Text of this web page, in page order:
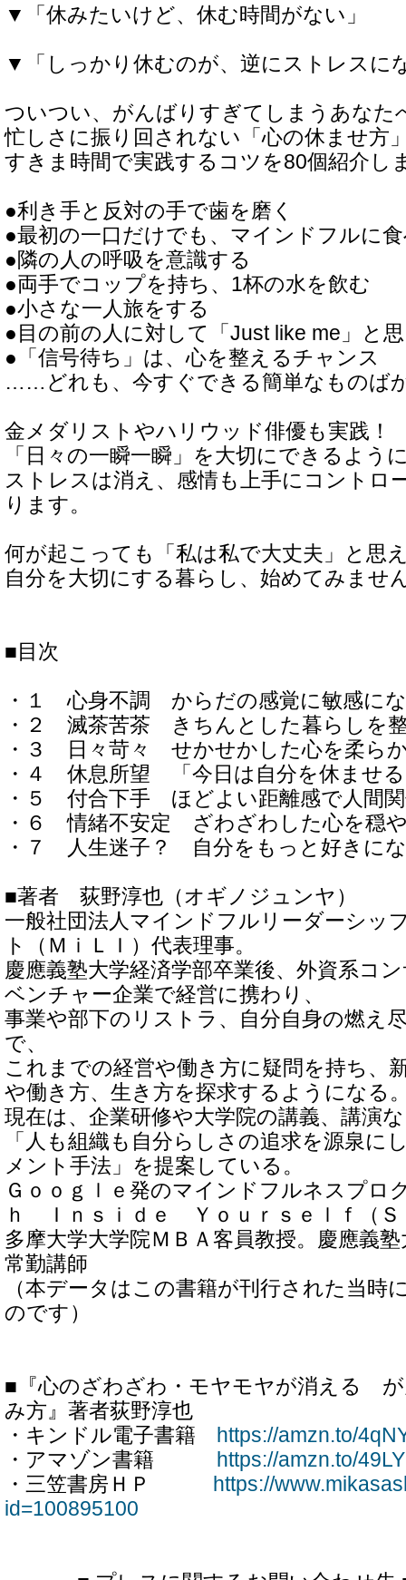
▼「休みたいけど、休む時間がない」
▼「しっかり休むのが、逆にストレスに
ついつい、がんばりすぎてしまうあなた
忙しさに振り回されない「心の休ませ方
すきま時間で実践するコツを80個紹介し
●利き手と反対の手で歯を磨く
●最初の一口だけでも、マインドフルに
●隣の人の呼吸を意識する
●両手でコップを持ち、1杯の水を飲む
●小さな一人旅をする
●目の前の人に対して「Just like me」と
●「信号待ち」は、心を整えるチャンス
……どれも、今すぐできる簡単なものば
金メダリストやハリウッド俳優も実践！
「日々の一瞬一瞬」を大切にできるよう
ストレスは消え、感情も上手にコントロ
ります。
何が起こっても「私は私で大丈夫」と思
自分を大切にする暮らし、始めてみませ
■目次
・１ 心身不調 からだの感覚に敏感に
・２ 滅茶苦茶 きちんとした暮らしを
・３ 日々苛々 せかせかした心を柔ら
・４ 休息所望 「今日は自分を休ませ
・５ 付合下手 ほどよい距離感で人間
・６ 情緒不安定 ざわざわした心を穏
・７ 人生迷子？ 自分をもっと好きに
■著者 荻野淳也（オギノジュンヤ）
一般社団法人マインドフルリーダーシッ
ト（ＭｉＬＩ）代表理事。
慶應義塾大学経済学部卒業後、外資系コ
ベンチャー企業で経営に携わり、
事業や部下のリストラ、自分自身の燃え
で、
これまでの経営や働き方に疑問を持ち、
や働き方、生き方を探求するようになる
現在は、企業研修や大学院の講義、講演
「人も組織も自分らしさの追求を源泉に
メント手法」を提案している。
Ｇｏｏｇｌｅ発のマインドフルネスプロ
ｈ Ｉｎｓｉｄｅ Ｙｏｕｒｓｅｌｆ（Ｓ
多摩大学大学院ＭＢＡ客員教授。慶應義
常勤講師
（本データはこの書籍が刊行された当時
のです）
■『心のざわざわ・モヤモヤが消える
み方』著者荻野淳也
・キンドル電子書籍
https://amzn.to/
・アマゾン書籍
https://amzn.to/
・三笠書房ＨＰ
https://
id=100895100